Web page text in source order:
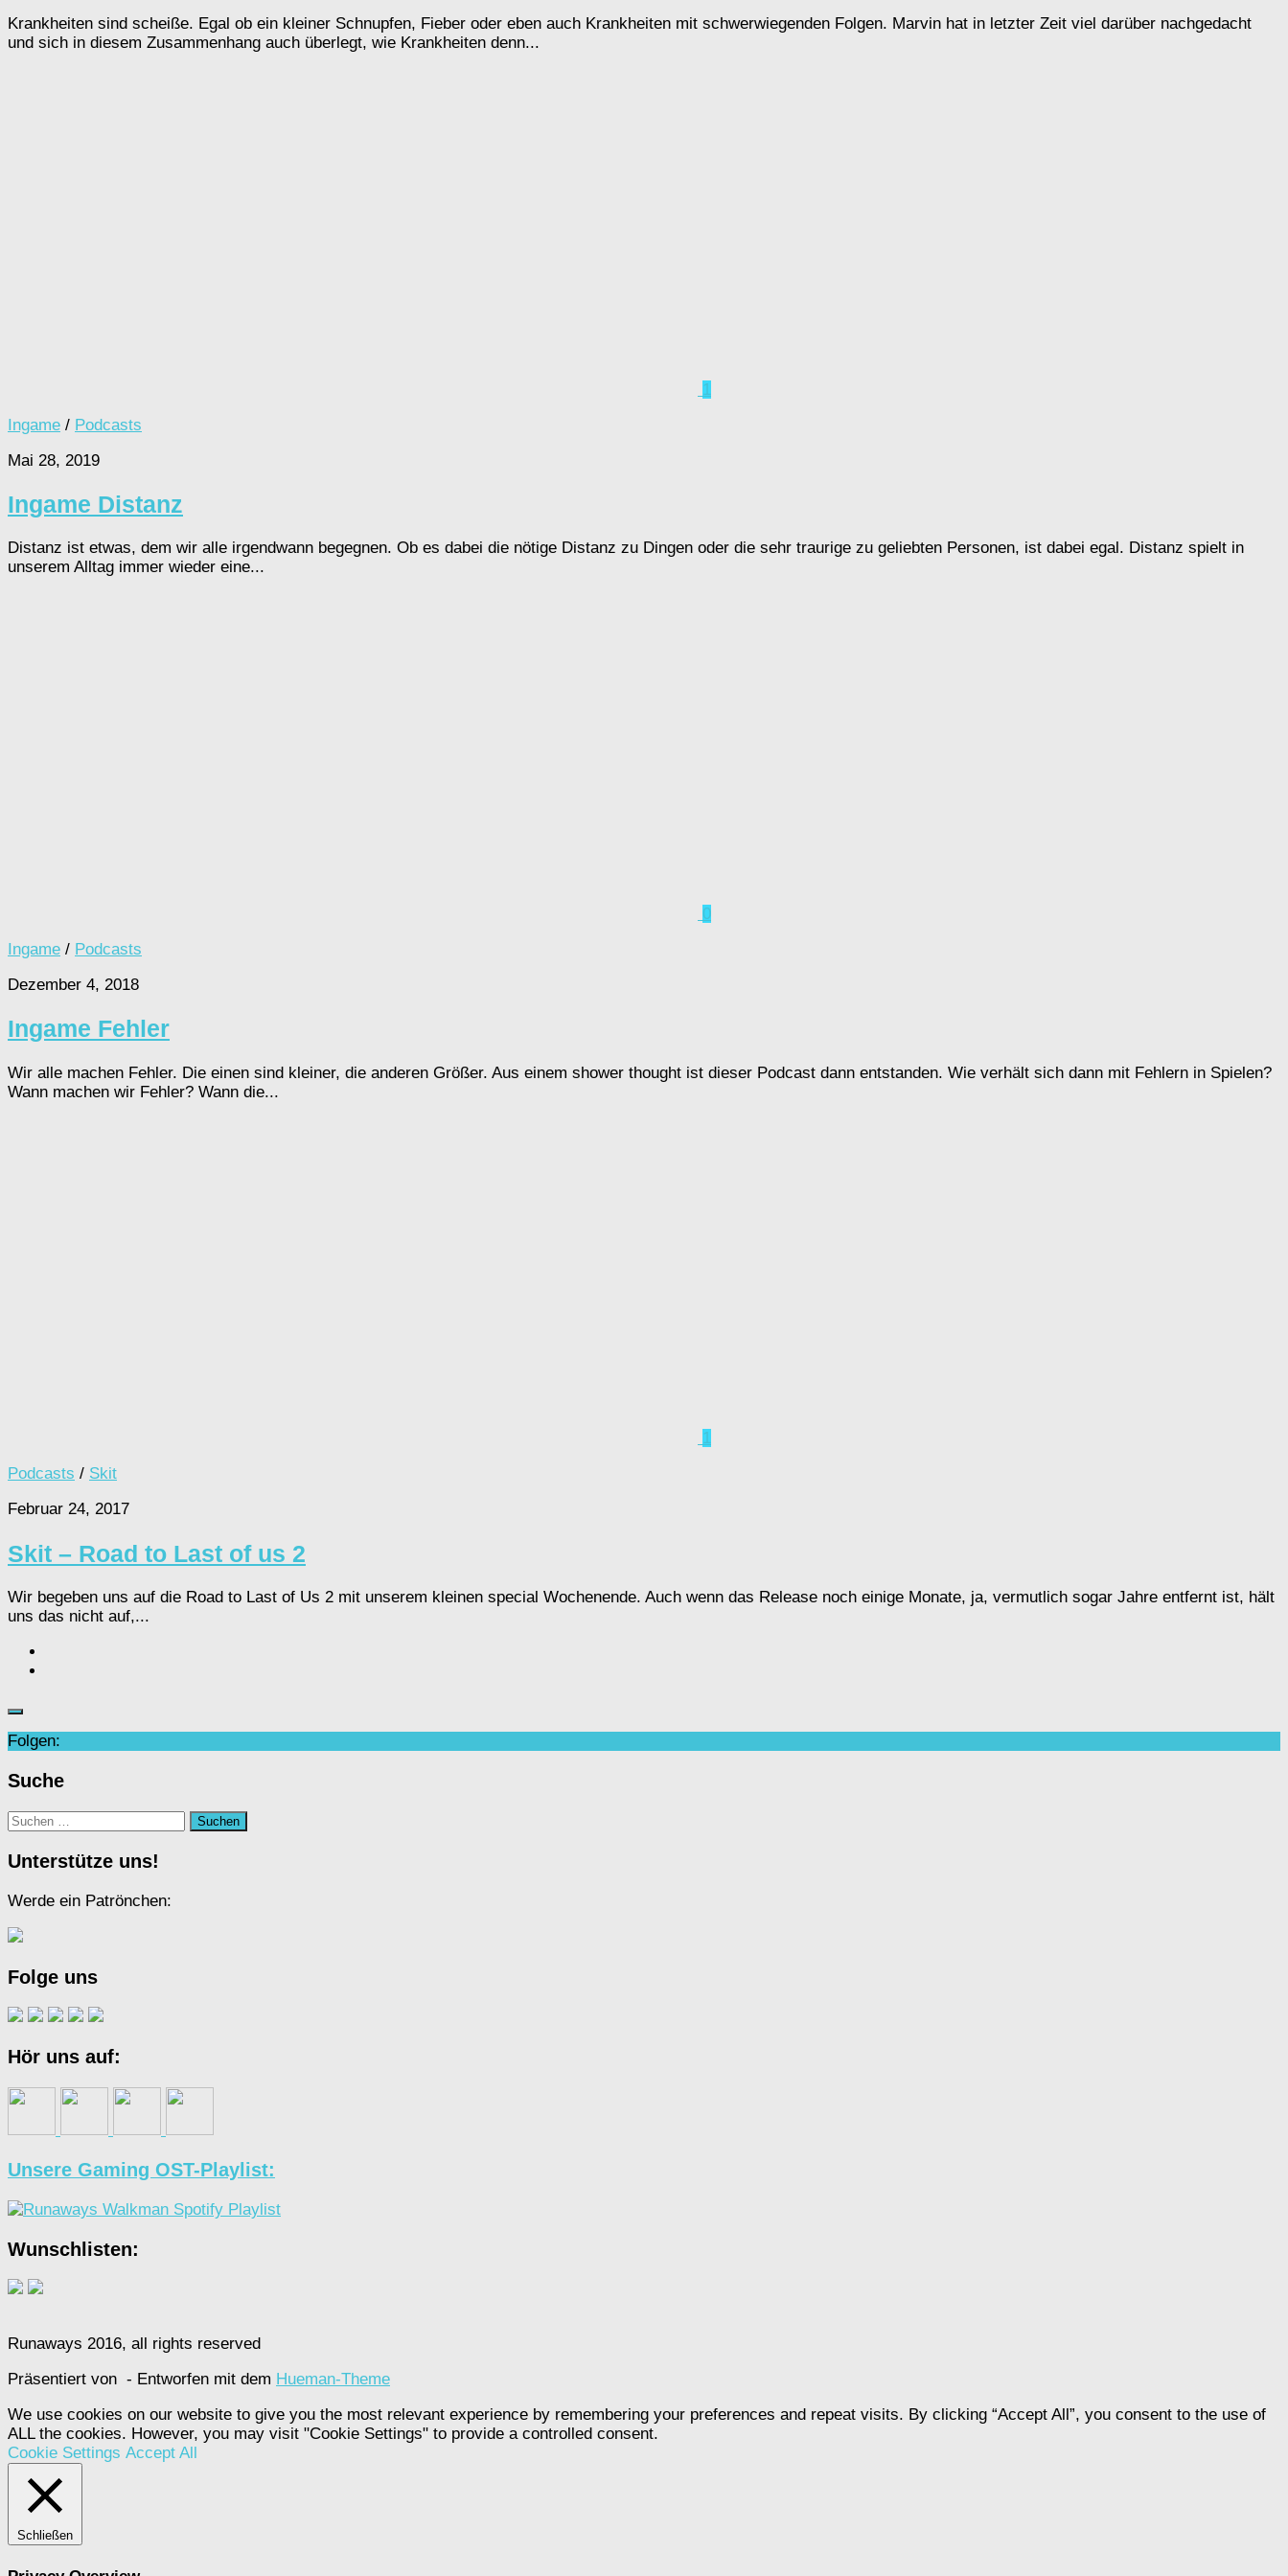
Krankheiten sind scheiße. Egal ob ein kleiner Schnupfen, Fieber oder eben auch Krankheiten mit schwerwiegenden Folgen. Marvin hat in letzter Zeit viel darüber nachgedacht
und sich in diesem Zusammenhang auch überlegt, wie Krankheiten denn...
1
Ingame / Podcasts
Mai 28, 2019
Ingame Distanz
Distanz ist etwas, dem wir alle irgendwann begegnen. Ob es dabei die nötige Distanz zu Dingen oder die sehr traurige zu geliebten Personen, ist dabei egal. Distanz spielt in
unserem Alltag immer wieder eine...
0
Ingame / Podcasts
Dezember 4, 2018
Ingame Fehler
Wir alle machen Fehler. Die einen sind kleiner, die anderen Größer. Aus einem shower thought ist dieser Podcast dann entstanden. Wie verhält sich dann mit Fehlern in Spielen?
Wann machen wir Fehler? Wann die...
1
Podcasts / Skit
Februar 24, 2017
Skit – Road to Last of us 2
Wir begeben uns auf die Road to Last of Us 2 mit unserem kleinen special Wochenende. Auch wenn das Release noch einige Monate, ja, vermutlich sogar Jahre entfernt ist, hält
uns das nicht auf,...
Folgen:
Suche
Suchen
Unterstütze uns!
Werde ein Patrönchen:
Folge uns
Hör uns auf:
Unsere Gaming OST-Playlist:
Wunschlisten:
Runaways 2016, all rights reserved
Präsentiert von - Entworfen mit dem Hueman-Theme
We use cookies on our website to give you the most relevant experience by remembering your preferences and repeat visits. By clicking “Accept All”, you consent to the use of
ALL the cookies. However, you may visit "Cookie Settings" to provide a controlled consent.
Cookie Settings Accept All
Schließen